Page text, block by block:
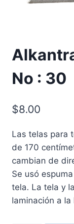
No : 30
$8.00
Las telas para
de 170
cambian de
Se usó
tela. La tela y
laminación a la